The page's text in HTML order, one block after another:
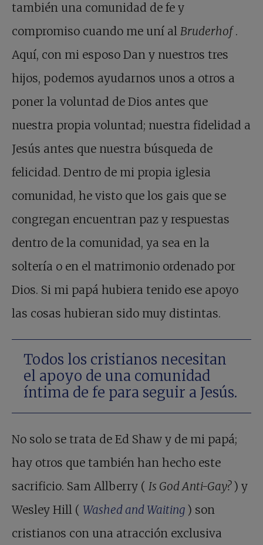
también una comunidad de fe y
compromiso cuando me uní al Bruderhof.
Aquí, con mi esposo Dan y nuestros tres
hijos, podemos ayudarnos unos a otros a
poner la voluntad de Dios antes que
nuestra propia voluntad; nuestra fidelidad a
Jesús antes que nuestra búsqueda de
felicidad. Dentro de mi propia iglesia
comunidad, he visto que los gais que se
congregan encuentran paz y respuestas
dentro de la comunidad, ya sea en la
soltería o en el matrimonio ordenado por
Dios. Si mi papá hubiera tenido ese apoyo
las cosas hubieran sido muy distintas.
Todos los cristianos necesitan
el apoyo de una comunidad
íntima de fe para seguir a Jesús.
No solo se trata de Ed Shaw y de mi papá;
hay otros que también han hecho este
sacrificio. Sam Allberry ( Is God Anti-Gay?) y
Wesley Hill ( Washed and Waiting ) son
cristianos con una atracción exclusiva